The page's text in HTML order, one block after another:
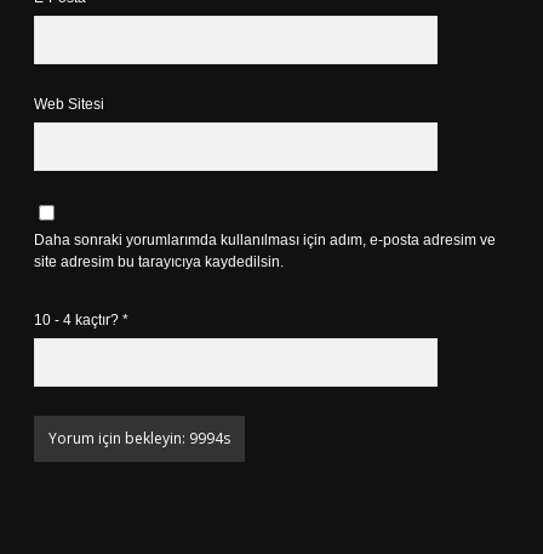
Web Sitesi
Daha sonraki yorumlarımda kullanılması için adım, e-posta adresim ve
site adresim bu tarayıcıya kaydedilsin.
10 - 4 kaçtır? *